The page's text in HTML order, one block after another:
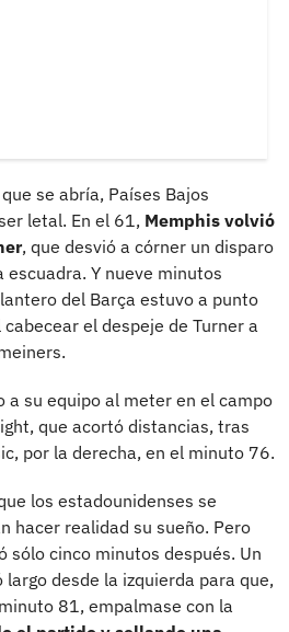
se abría, Países Bajos
letal. En el 61, Memphis volvió
, que desvió a córner un disparo
Y nueve minutos
del Barça estuvo a punto
el despeje de Turner a
su equipo al meter en el campo
que acortó distancias, tras
por la derecha, en el minuto 76.
los estadounidenses se
hacer realidad su sueño. Pero
sólo cinco minutos después. Un
desde la izquierda para que,
81, empalmase con la